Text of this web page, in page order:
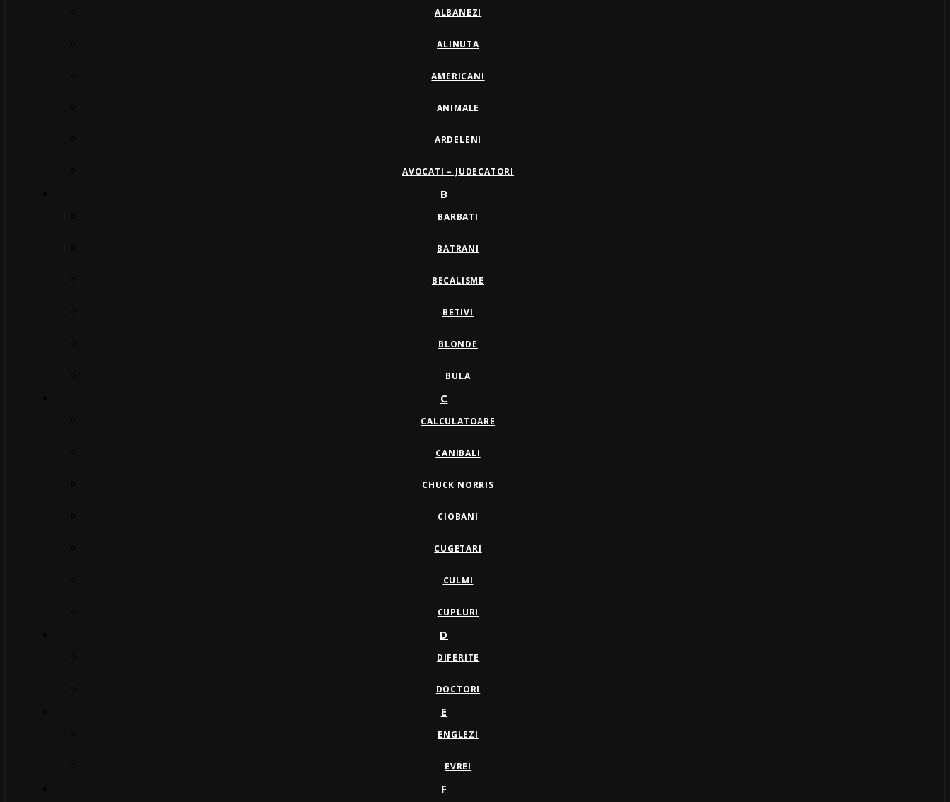
ALBANEZI
ALINUTA
AMERICANI
ANIMALE
ARDELENI
AVOCATI – JUDECATORI
B
BARBATI
BATRANI
BECALISME
BETIVI
BLONDE
BULA
C
CALCULATOARE
CANIBALI
CHUCK NORRIS
CIOBANI
CUGETARI
CULMI
CUPLURI
D
DIFERITE
DOCTORI
E
ENGLEZI
EVREI
F